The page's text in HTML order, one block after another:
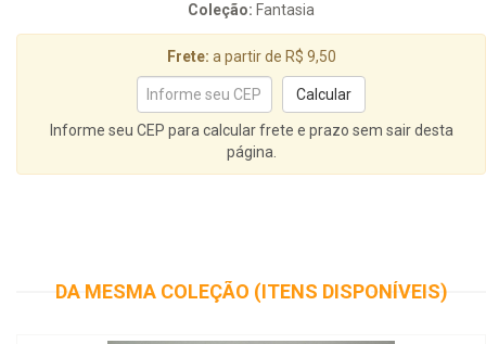
Coleção: Fantasia
Frete: a partir de R$ 9,50
Informe seu CEP para calcular frete e prazo sem sair desta
página.
DA MESMA COLEÇÃO (ITENS DISPONÍVEIS)